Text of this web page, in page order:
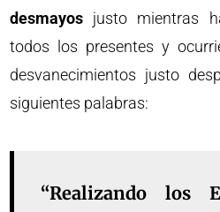
desmayos justo mientras
todos los presentes y
desvanecimientos justo
siguientes palabras:
“Realizando los